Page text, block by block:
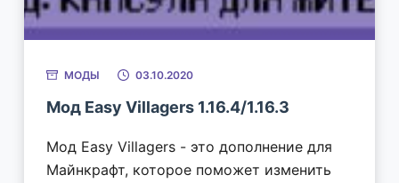
МОДЫ 03.10.2020
Мод Easy Villagers 1.16.4/1.16.3
Мод Easy Villagers - это дополнение для
Майнкрафт, которое поможет изменить